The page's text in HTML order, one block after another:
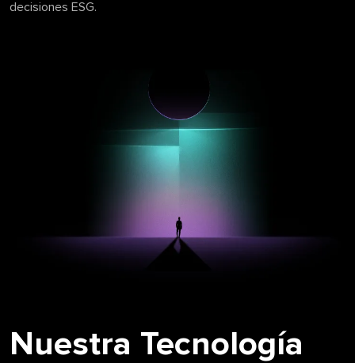
decisiones ESG.
Nuestra Tecnología